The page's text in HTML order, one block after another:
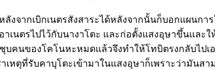
กเบิกเนตรสังสาระได้หลังจากนั้นก็บอกแผนการ
นตรไปไว้กับนางาโตะ และก่อตั้งแสงอุษาขึ้นและ
คนของโคโนหะหมดแล้วจึงทำให้โทบิตรงกลับไปเ
หตุที่รับคาบุโตะเข้ามาในแสงอุษาก็เพราะว่ามันส